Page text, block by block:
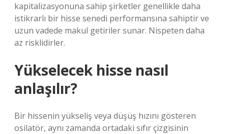
kapitalizasyonuna sahip şirketler genellikle daha
istikrarlı bir hisse senedi performansına sahiptir ve
uzun vadede makul getiriler sunar. Nispeten daha
az risklidirler.
Yükselecek hisse nasıl
anlaşılır?
Bir hissenin yükseliş veya düşüş hızını gösteren
osilatör, aynı zamanda ortadaki sıfır çizgisinin